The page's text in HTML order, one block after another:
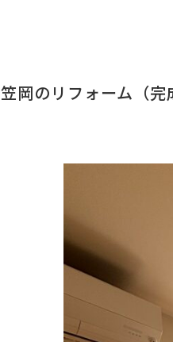
笠岡のリフォーム（完